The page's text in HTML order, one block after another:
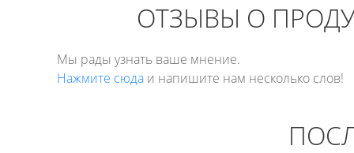
ОТЗЫВЫ О
Мы рады узнать ваше мнение.
Нажмите сюда и напишите нам несколько слов!